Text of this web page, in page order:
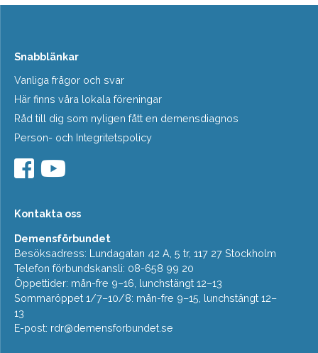
Snabblänkar
Vanliga frågor och svar
Här finns våra lokala föreningar
Råd till dig som nyligen fått en demensdiagnos
Person- och Integritetspolicy
Kontakta oss
Demensförbundet
Besöksadress: Lundagatan 42 A, 5 tr, 117 27 Stockholm
Telefon förbundskansli: 08-658 99 20
Öppettider: mån-fre 9–16, lunchstängt 12–13
Sommaröppet 1/7–10/8: mån-fre 9–15, lunchstängt 12–
13
E-post: rdr@demensforbundet.se